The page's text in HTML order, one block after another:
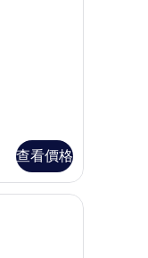
查看價格
/熨衣板、免費無線上網、